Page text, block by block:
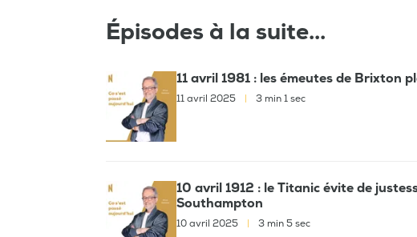
Épisodes à la suite...
11 avril 1981 : les émeutes de Brixton
11 avril 2025 3 min 1 sec
10 avril 1912 : le Titanic évite de
Southampton
10 avril 2025 3 min 5 sec